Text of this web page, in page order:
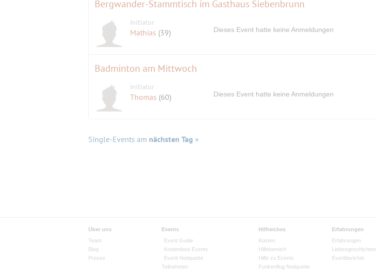
Bergwander-Stammtisch im Gasthaus Siebenbrunn
Initiator
Mathias (39) Dieses Event hatte keine Anmeldungen
Badminton am Mittwoch
Initiator
Thomas (60) Dieses Event hatte keine Anmeldungen
Single-Events am nächsten Tag »
Über uns
Team
Blog
Presse
Events
Event Guide
Kostenlose Events
Event-Netiquette
Teilnehmen
Hilfreiches
Kosten
Hilfebereich
Hilfe zu Events
Funkenflug Netiquette
Erfahrungen
Erfahrungen
Liebesgeschichten
Eventberichte